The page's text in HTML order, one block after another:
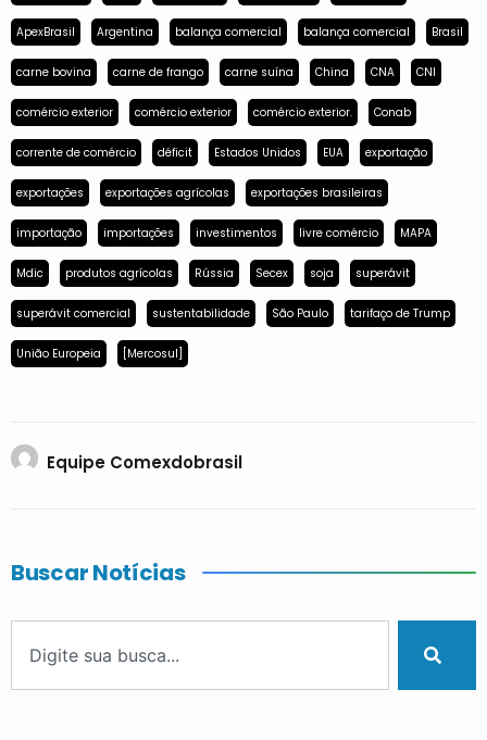
ApexBrasil Argentina balança comercial balança comercial Brasil
carne bovina carne de frango carne suína China CNA CNI
comércio exterior comércio exterior comércio exterior. Conab
corrente de comércio déficit Estados Unidos EUA exportação
exportações exportações agrícolas exportações brasileiras
importação importações investimentos livre comércio MAPA
Mdic produtos agrícolas Rússia Secex soja superávit
superávit comercial sustentabilidade São Paulo tarifaço de Trump
União Europeia [Mercosul]
Equipe Comexdobrasil
Buscar Notícias